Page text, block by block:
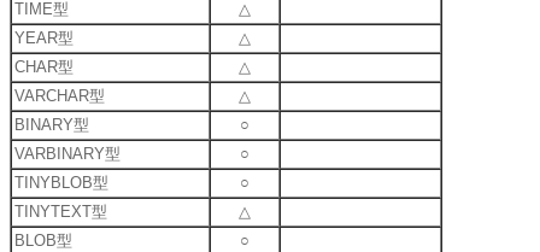
TIME型
△
YEAR型
△
CHAR型
△
VARCHAR型
△
BINARY型
○
VARBINARY型
○
TINYBLOB型
○
TINYTEXT型
△
BLOB型
○